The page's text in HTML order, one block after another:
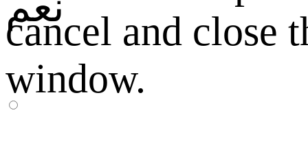
cancel and close
window.